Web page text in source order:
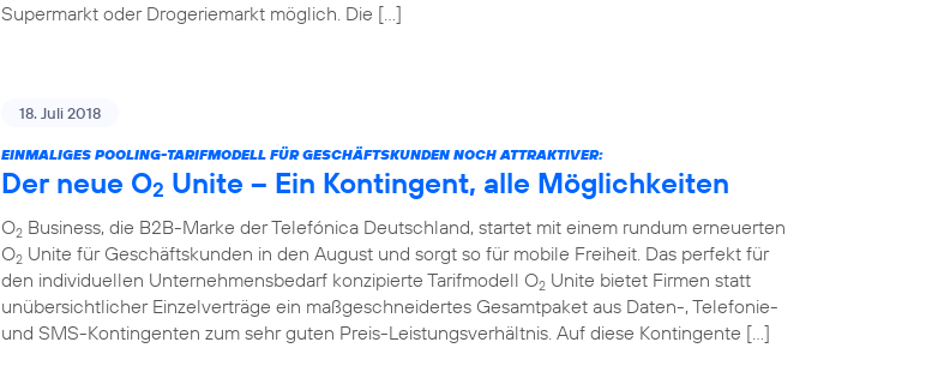
Supermarkt oder Drogeriemarkt möglich. Die […]
18. Juli 2018
EINMALIGES POOLING-TARIFMODELL FÜR GESCHÄFTSKUNDEN NOCH ATTRAKTIVER:
Der neue O2 Unite – Ein Kontingent, alle Möglichkeiten
O2 Business, die B2B-Marke der Telefónica Deutschland, startet mit einem rundum erneuerten
O2 Unite für Geschäftskunden in den August und sorgt so für mobile Freiheit. Das perfekt für
den individuellen Unternehmensbedarf konzipierte Tarifmodell O2 Unite bietet Firmen statt
unübersichtlicher Einzelverträge ein maßgeschneidertes Gesamtpaket aus Daten-, Telefonie-
und SMS-Kontingenten zum sehr guten Preis-Leistungsverhältnis. Auf diese Kontingente […]